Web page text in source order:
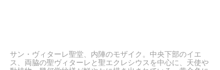
サン・ヴィターレ聖堂、内陣のモザイク。中央下部のイエ
ス、両脇の聖ヴィターレと聖エクレシウスを中心に、天使や